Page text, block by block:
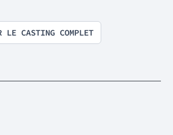
LE CASTING COMPLET